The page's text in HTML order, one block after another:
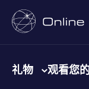
礼物 观看您